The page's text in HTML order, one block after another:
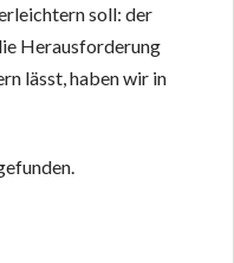
soll: der
Herausforderung
lässt, haben wir in